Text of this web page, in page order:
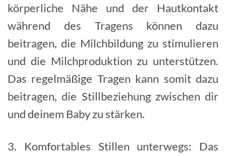
körperliche Nähe und der Hautkontakt
während des Tragens können dazu
beitragen, die Milchbildung zu stimulieren
und die Milchproduktion zu unterstützen.
Das regelmäßige Tragen kann somit dazu
beitragen, die Stillbeziehung zwischen dir
und deinem Baby zu stärken.
3. Komfortables Stillen unterwegs: Das